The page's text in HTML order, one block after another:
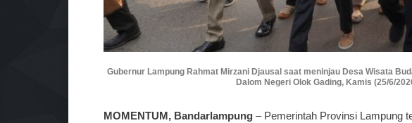
Gubernur Lampung Rahmat Mirzani Djausal saat meninjau Desa Wisata
Dalom Negeri Olok Gading, Kamis (25/6/
MOMENTUM, Bandarlampung – Pemerintah Provinsi Lampung